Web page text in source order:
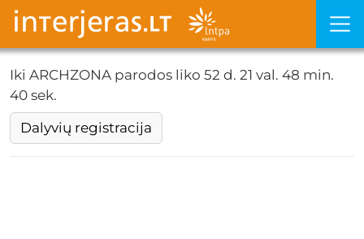
Iki ARCHZONA parodos liko 52 d. 21 val. 48 min. 39
sek.
Dalyvių registracija